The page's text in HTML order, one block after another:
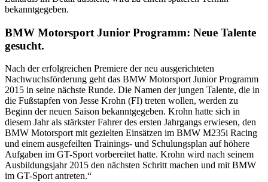
bekanntgegeben.
BMW Motorsport Junior Programm: Neue Talente
gesucht.
Nach der erfolgreichen Premiere der neu ausgerichteten
Nachwuchsförderung geht das BMW Motorsport Junior Programm
2015 in seine nächste Runde. Die Namen der jungen Talente, die in
die Fußstapfen von Jesse Krohn (FI) treten wollen, werden zu
Beginn der neuen Saison bekanntgegeben. Krohn hatte sich in
diesem Jahr als stärkster Fahrer des ersten Jahrgangs erwiesen, den
BMW Motorsport mit gezielten Einsätzen im BMW M235i Racing
und einem ausgefeilten Trainings- und Schulungsplan auf höhere
Aufgaben im GT-Sport vorbereitet hatte. Krohn wird nach seinem
Ausbildungsjahr 2015 den nächsten Schritt machen und mit BMW
im GT-Sport antreten.“